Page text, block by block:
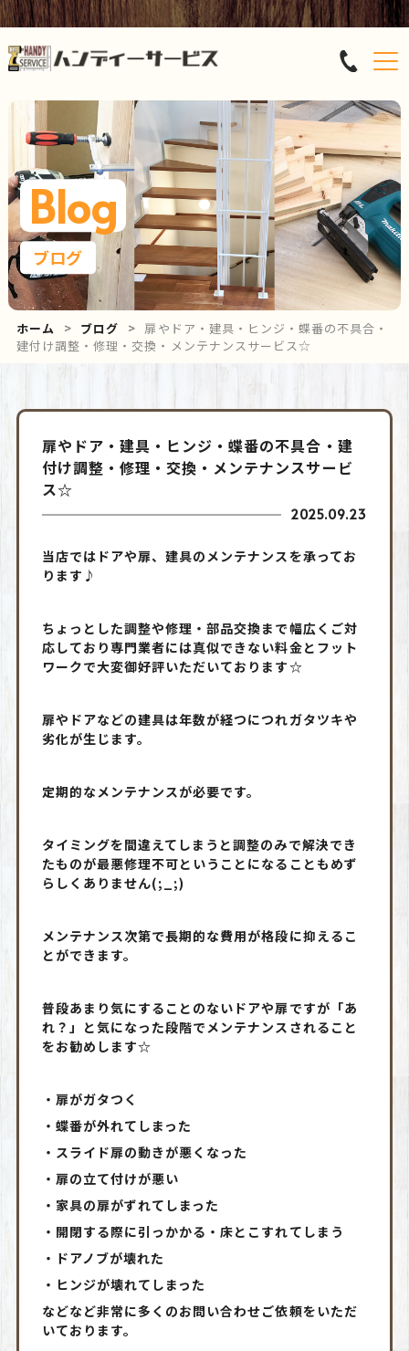
Blog
ブログ
ホーム ブログ
扉やドア・建具・ヒンジ・蝶番の不具合・
建付け調整・修理・交換・メンテナンスサービス☆
扉やドア・建具・ヒンジ・蝶番の不具合・建
付け調整・修理・交換・メンテナンスサービ
ス☆
2025.09.23
当店ではドアや扉、建具のメンテナンスを承ってお
ります♪
ちょっとした調整や修理・部品交換まで幅広くご対
応しており専門業者には真似できない料金とフット
ワークで大変御好評いただいております☆
扉やドアなどの建具は年数が経つにつれガタツキや
劣化が生じます。
定期的なメンテナンスが必要です。
タイミングを間違えてしまうと調整のみで解決でき
たものが最悪修理不可ということになることもめず
らしくありません(;_;)
メンテナンス次第で長期的な費用が格段に抑えるこ
とができます。
普段あまり気にすることのないドアや扉ですが「あ
れ？」と気になった段階でメンテナンスされること
をお勧めします☆
・扉がガタつく
・蝶番が外れてしまった
・スライド扉の動きが悪くなった
・扉の立て付けが悪い
・家具の扉がずれてしまった
・開閉する際に引っかかる・床とこすれてしまう
・ドアノブが壊れた
・ヒンジが壊れてしまった
などなど非常に多くのお問い合わせご依頼をいただ
いております。